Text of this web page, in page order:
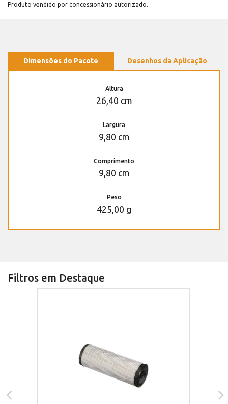
Produto vendido por concessionário autorizado.
Dimensões do Pacote Desenhos da Aplicação
Altura
26,40 cm
Largura
9,80 cm
Comprimento
9,80 cm
Peso
425,00 g
Filtros em Destaque